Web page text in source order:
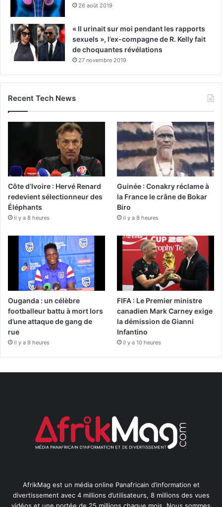
26 août 2019
« Il urinait sur moi pendant les rapports
sexuels », l’ex-compagne de R. Kelly fait
de choquantes révélations
27 novembre 2019
Recent Tech News
Côte d’Ivoire : Hervé Renard
redevient sélectionneur des
Éléphants
il y a 8 heures
Guinée : Conakry réclame à
la France le crâne de Bokar
Biro
il y a 8 heures
Ouganda : un célèbre
footballeur battu à mort lors
d’une attaque de gang de
rue
il y a 9 heures
FIFA : Le Premier ministre
canadien Mark Carney exige
la démission de Gianni
Infantino
il y a 10 heures
AfrikMag est un média online Panafricain d’information et
divertissement avec 4 millions d’utilisateurs, 8 millions des vues
vidéos et une portée de 25 millions chaque mois. Nous sommes